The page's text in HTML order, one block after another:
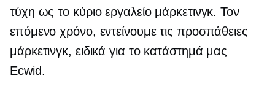
τύχη ως το κύριο εργαλείο μάρκετινγκ. Τον
επόμενο χρόνο, εντείνουμε τις προσπάθειες
μάρκετινγκ, ειδικά για το κατάστημά μας
Ecwid.